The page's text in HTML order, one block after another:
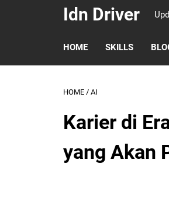
Idn Driver
HOME SKILLS
HOME / AI
Karier di
yang Akan